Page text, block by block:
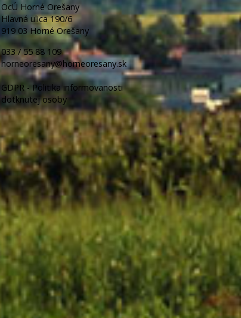
OcÚ Horné Orešany
Hlavná ulica 190/6
919 03 Horné Orešany
033 / 55 88 109
horneoresany@horneoresany.sk
GDPR - Politika informovanosti
dotknutej osoby